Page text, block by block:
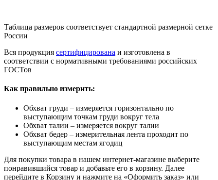
Таблица размеров соответствует стандартной размерной сетке
России
Вся продукция сертифицирована и изготовлена в
соответствии с нормативными требованиями российских
ГОСТов
Как правильно измерить:
Обхват груди – измеряется горизонтально по
выступающим точкам груди вокруг тела
Обхват талии – измеряется вокруг талии
Обхват бедер – измерительная лента проходит по
выступающим местам ягодиц
Для покупки товара в нашем интернет-магазине выберите
понравившийся товар и добавьте его в корзину. Далее
перейдите в Корзину и нажмите на «Оформить заказ» или